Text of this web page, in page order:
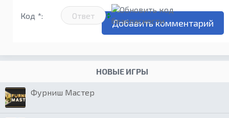
Код *:
НОВЫЕ ИГРЫ
Фурниш Мастер